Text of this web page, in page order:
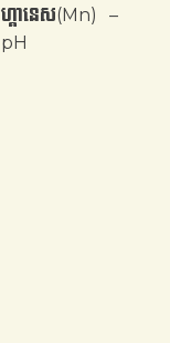
ហ្គានេស(Mn)
pH
–